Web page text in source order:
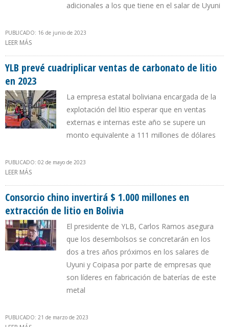
adicionales a los que tiene en el salar de Uyuni
PUBLICADO: 16 de junio de 2023
LEER MÁS
YLB prevé cuadriplicar ventas de carbonato de litio
en 2023
La empresa estatal boliviana encargada de la
explotación del litio esperar que en ventas
externas e internas este año se supere un
monto equivalente a 111 millones de dólares
PUBLICADO: 02 de mayo de 2023
LEER MÁS
Consorcio chino invertirá $ 1.000 millones en
extracción de litio en Bolivia
El presidente de YLB, Carlos Ramos asegura
que los desembolsos se concretarán en los
dos a tres años próximos en los salares de
Uyuni y Coipasa por parte de empresas que
son líderes en fabricación de baterías de este
metal
PUBLICADO: 21 de marzo de 2023